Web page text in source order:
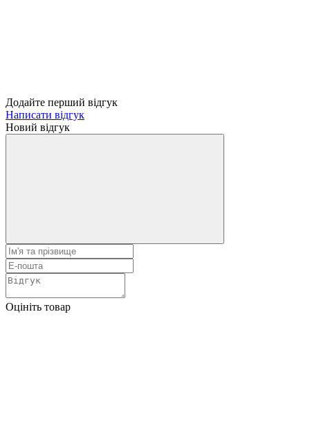
Додайте перший відгук
Написати відгук
Новий відгук
Оцініть товар